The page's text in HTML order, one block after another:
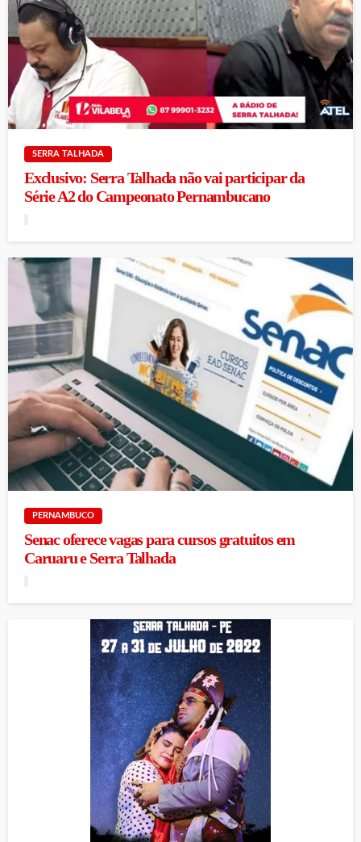
SERRA TALHADA
Exclusivo: Serra Talhada não vai participar da
Série A2 do Campeonato Pernambucano
PERNAMBUCO
Senac oferece vagas para cursos gratuitos em
Caruaru e Serra Talhada